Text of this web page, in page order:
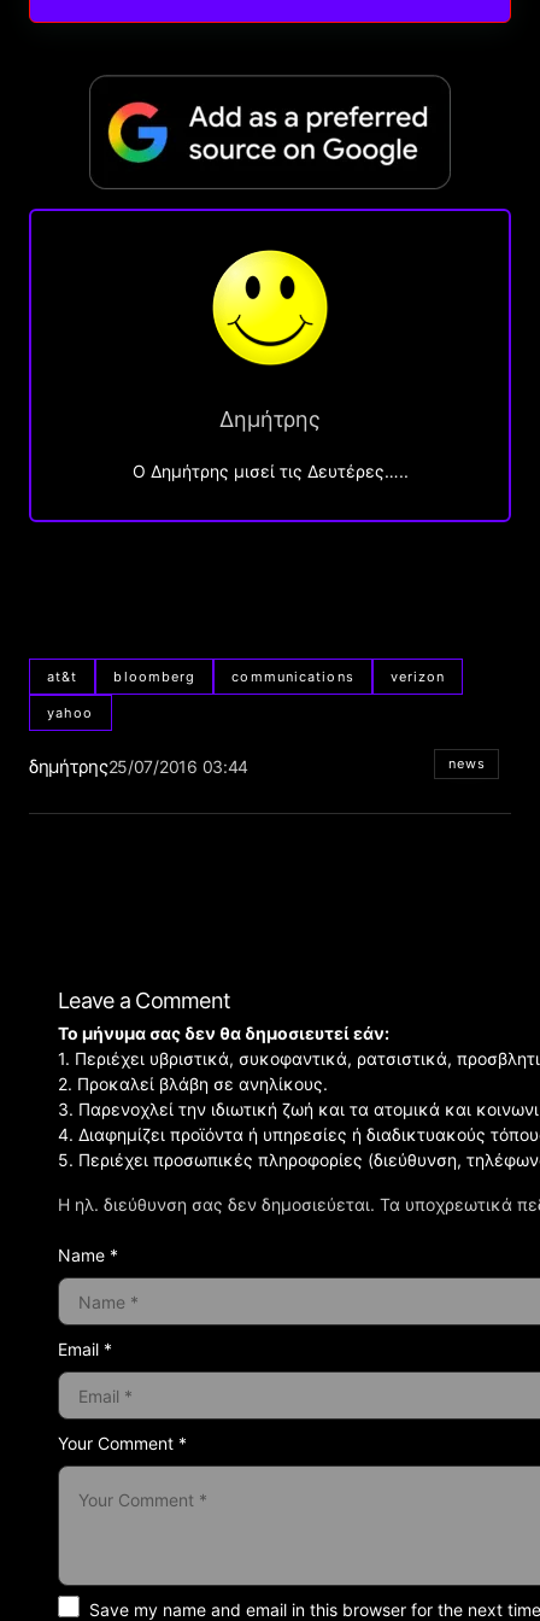
Δημήτρης
O Δημήτρης μισεί τις Δευτέρες…..
at&t bloomberg communications verizon
yahoo
δημήτρης25/07/2016 03:44 news
Leave a Comment
Η ηλ. διεύθυνση σας δεν δημοσιεύεται. Τα υποχρεωτικά
Your Comment *
Το μήνυμα σας δεν θα δημοσιευτεί εάν:
1. Περιέχει υβριστικά, συκοφαντικά, ρατσιστικά,
2. Προκαλεί βλάβη σε ανηλίκους.
3. Παρενοχλεί την ιδιωτική ζωή και τα ατομικά και
4. Διαφημίζει προϊόντα ή υπηρεσίες ή διαδικτυακούς
5. Περιέχει προσωπικές πληροφορίες (διεύθυνση,
Name *
Email *
Save my name and email in this browser for the next